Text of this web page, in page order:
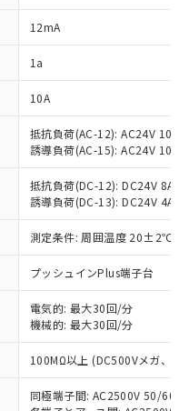
12mA
1a
10A
抵抗負荷(AC-12): AC24V 10A/
誘導負荷(AC-15): AC24V
抵抗負荷(DC-12): DC24V 8A/
誘導負荷(DC-13): DC24V 4A/
測定条件: 周囲温度 20±2℃、
プッシュインPlus端子台
電気的: 最大30回/分
機械的: 最大30回/分
100MΩ以上 (DC500Vメガ、点
同極端子間: AC2500V 50/
き、同意のうえ
制御機器事業取扱
および標準価格
いただくもので
扱商品の中には、
となる商品もある
い。
価格照会結果は、
時点での社内デー
るものであり、閲
合があることをご
令（10物質）の
供可能な商品で
10物質）の非含
える予定のある
指令（10物質）の
対応品を出す予
指令（10物質）の
または確認中の
ど無形物で、有
品です。
含有部品として
した場合などや
ります。
1000ppm以下、 カド
、ポリ臭化ビフェニル
率が中国RoHSの
します。
率が中国RoHSの
示します。
販売部門へお問
製品のうち、外国
法に定める商品
という）を輸出
する場合は、日本
たは役務取引許
必要な手続きを